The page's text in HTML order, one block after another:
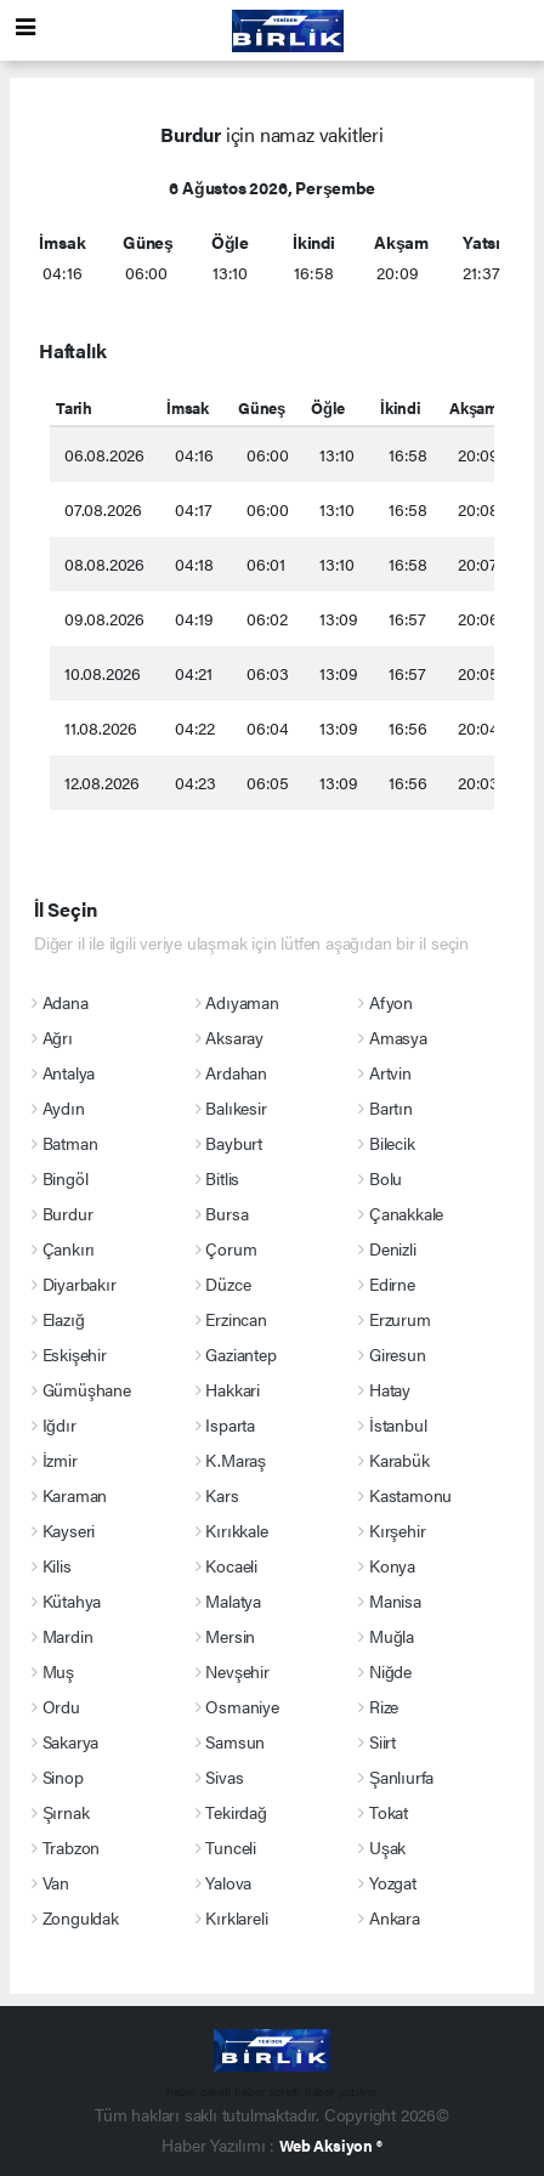
Burduriçin namaz vakitleri
6 Ağustos 2026, Perşembe
İmsak
04:16
Güneş
06:00
Öğle
13:10
İkindi
16:58
Akşam
20:09
Yatsı
21:37
Haftalık
Tarih İmsak Güneş Öğle İkindi Akşam
06.08.2026 04:16 06:00 13:10 16:58 20:09
07.08.2026 04:17 06:00 13:10 16:58 20:08
08.08.2026 04:18 06:01 13:10 16:58 20:07
09.08.2026 04:19 06:02 13:09 16:57 20:06
10.08.2026 04:21 06:03 13:09 16:57 20:05
11.08.2026 04:22 06:04 13:09 16:56 20:04
12.08.2026 04:23 06:05 13:09 16:56 20:03
İl Seçin
Diğer il ile ilgili veriye ulaşmak için lütfen aşağıdan bir il seçin
Adana Adıyaman
Afyon
Ağrı
Aksaray
Amasya
Antalya
Ardahan
Artvin
Aydın
Balıkesir
Bartın
Batman
Bayburt
Bilecik
Bingöl
Bitlis
Bolu
Burdur
Bursa
Çanakkale
Çankırı
Çorum
Denizli
Diyarbakır
Düzce
Edirne
Elazığ
Erzincan
Erzurum
Eskişehir
Gaziantep
Giresun
Gümüşhane
Hakkari
Hatay
Iğdır
Isparta
İstanbul
İzmir
K.Maraş
Karabük
Karaman
Kars
Kastamonu
Kayseri
Kırıkkale
Kırşehir
Kilis
Kocaeli
Konya
Kütahya
Malatya
Manisa
Mardin
Mersin
Muğla
Muş
Nevşehir
Niğde
Ordu
Osmaniye
Rize
Sakarya
Samsun
Siirt
Sinop
Sivas
Şanlıurfa
Şırnak
Tekirdağ
Tokat
Trabzon
Tunceli
Uşak
Van
Yalova
Yozgat
Zonguldak
Kırklareli Ankara
Tüm hakları saklı tutulmaktadır. Copyright 2026©
Haber Yazılımı :Web Aksiyon ®